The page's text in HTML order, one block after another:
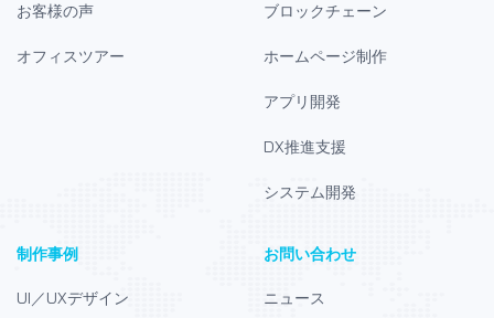
お客様の声
オフィスツアー
ブロックチェーン
ホームページ制作
アプリ開発
DX推進支援
システム開発
制作事例
UI／UXデザイン
お問い合わせ
ニュース